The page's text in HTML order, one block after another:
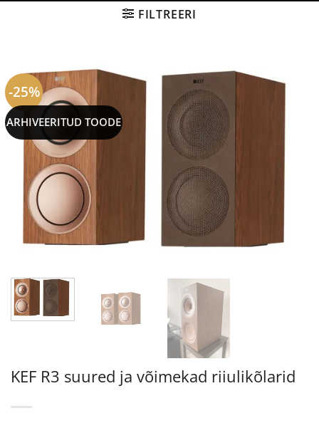
FILTREERI
-25%
ARHIVEERITUD TOODE
KEF R3 suured ja võimekad riiulikõlarid